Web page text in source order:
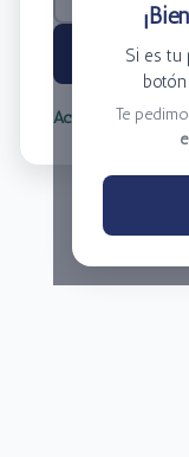
Si es tu
botón
Te
Activar mi cuenta